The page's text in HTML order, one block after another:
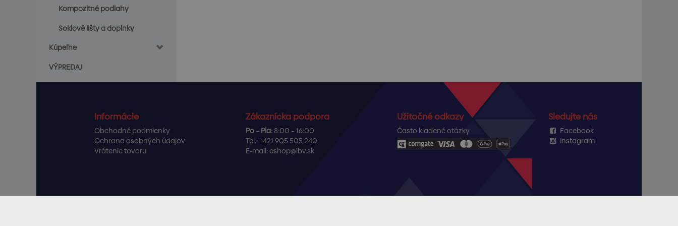
Kompozitné podlahy
Soklové lišty a doplnky
Kúpeľne
VÝPREDAJ
Informácie
Obchodné podmienky
Ochrana osobných údajov
Vrátenie tovaru
Zákaznícka podpora
Po – Pia:8:00 – 16:00
Tel.:+421 905 505 240
E-mail:eshop@ibv.sk
Užitočné odkazy
Často kladené otázky
Sledujte nás
Facebook
Instagram